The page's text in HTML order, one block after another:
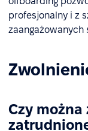
profesjonalny i z
zaangażowanych
Czy